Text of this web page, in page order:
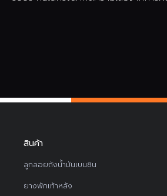
สินค้า
ลูกลอยถังน้ำมันเบนซิน
ยางพักเท้าหลัง